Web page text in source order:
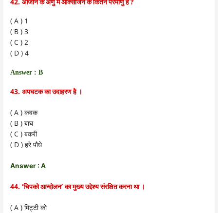
ओजोन के अणु में ऑक्सीजन के कितने परमाणु हैं
( A ) 1
( B ) 3
( C ) 2
( D ) 4
Answer : B
43.अपघटक का उदाहरण है ।
( A )कवक
( B )बाघ
( C )बकरी
( D )हरे पौधे
Answer : A
44. ‘चिपको आन्दोलन’का मुख्य उद्देश्य संरक्षित करना था ।
( A )मिट्टी को